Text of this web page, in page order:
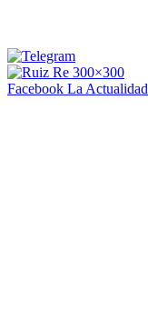
Facebook La Actualidad